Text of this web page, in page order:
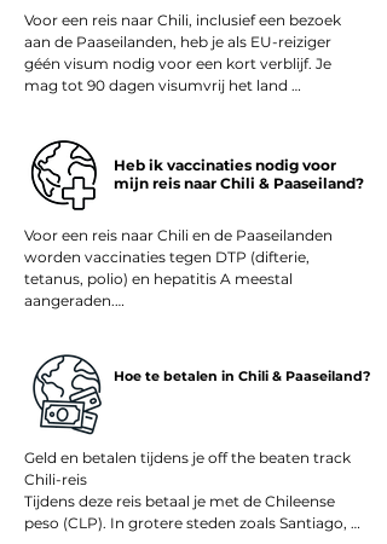
van sterrenkijken in de woestijn tot
wandelingen langs vulkanen en het ontdekken
van mysterieuze Moai-beelden – het beste
uitvoerbaar. Zo haal je het maximale uit jouw
Voor een reis naar Chili, inclusief een bezoek
aan de Paaseilanden, heb je als EU-reiziger
géén visum nodig voor een kort verblijf. Je
mag tot 90 dagen visumvrij het land
Bij aankomst ontvang je vaak een
toeristenkaart (Tarjeta de Turismo), die je goed
moet bewaren en bij vertrek weer moet
inleveren. Luchtvaartmaatschappijen en
grensautoriteiten kunnen vragen om een
retour- of doorreisticket en om voldoende
financiële middelen voor je reis.
zorgeloos starten aan je off the beaten track
Chili-rondreis, van de Atacama-woestijn tot
het mystieke Paaseiland.
Heb ik vaccinaties nodig voor
mijn reis naar Chili & Paaseiland?
Voor een reis naar Chili en de Paaseilanden
worden vaccinaties tegen DTP (difterie,
tetanus, polio) en hepatitis A meestal
aangeraden.
ook vaccinaties tegen buiktyfus, hepatitis B of
rabiës worden geadviseerd – bijvoorbeeld als
je langere tijd in afgelegen natuurgebieden
reist, veel gaat hiken of in contact kunt komen
met dieren.
Een gelekoortsvaccinatie is voor Chili niet
verplicht. Alleen wanneer je vooraf via een
Hoe te betalen in Chili & Paaseiland?
Geld en betalen tijdens je off the beaten track
Chili-reis
Tijdens deze reis betaal je met de Chileense
peso (CLP). In grotere steden zoals Santiago,